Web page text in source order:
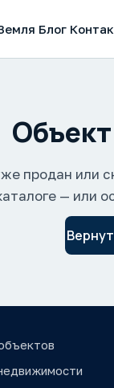
Блог
продан или
— или